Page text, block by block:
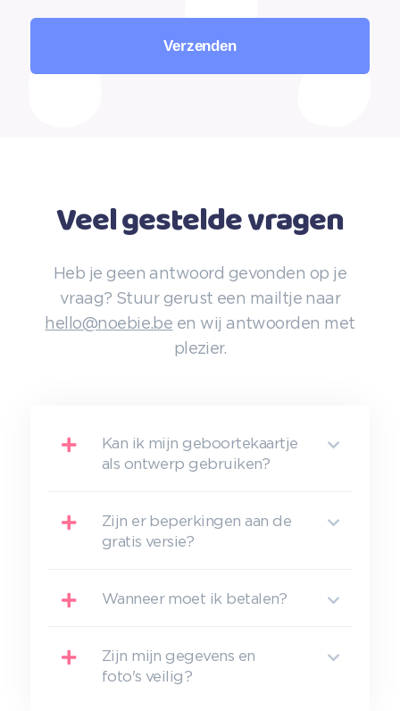
Verzenden
Veel gestelde vragen
Heb je geen antwoord gevonden op je
vraag? Stuur gerust een mailtje naar
hello@noebie.be en wij antwoorden met
plezier.
Kan ik mijn geboortekaartje
als ontwerp gebruiken?
Zijn er beperkingen aan de
gratis versie?
Wanneer moet ik betalen?
Zijn mijn gegevens en
foto's veilig?